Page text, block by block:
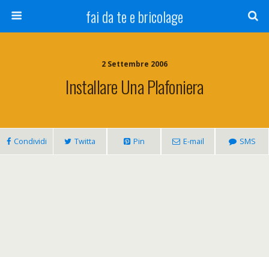
fai da te e bricolage
2 Settembre 2006
Installare Una Plafoniera
Condividi Twitta Pin E-mail SMS